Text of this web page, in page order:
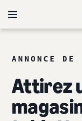
ANNONCE DE
Attirez